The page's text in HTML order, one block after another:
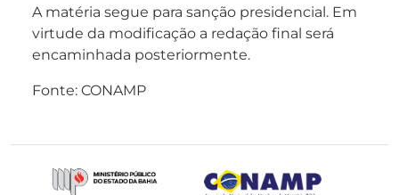
A matéria segue para sanção presidencial. Em
virtude da modificação a redação final será
encaminhada posteriormente.
Fonte: CONAMP